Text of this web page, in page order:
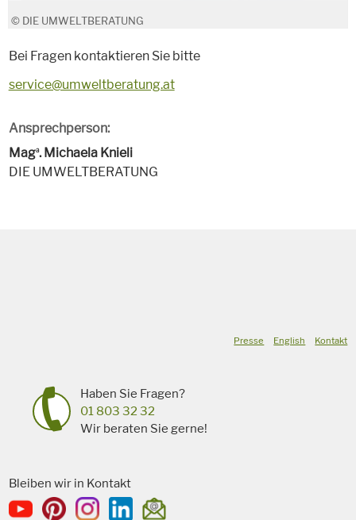
© DIE UMWELTBERATUNG
Bei Fragen kontaktieren Sie bitte
service@umweltberatung.at
Ansprechperson:
Maga. Michaela Knieli
DIE UMWELTBERATUNG
Presse English Kontakt
Haben Sie Fragen?
01 803 32 32
Wir beraten Sie gerne!
Bleiben wir in Kontakt